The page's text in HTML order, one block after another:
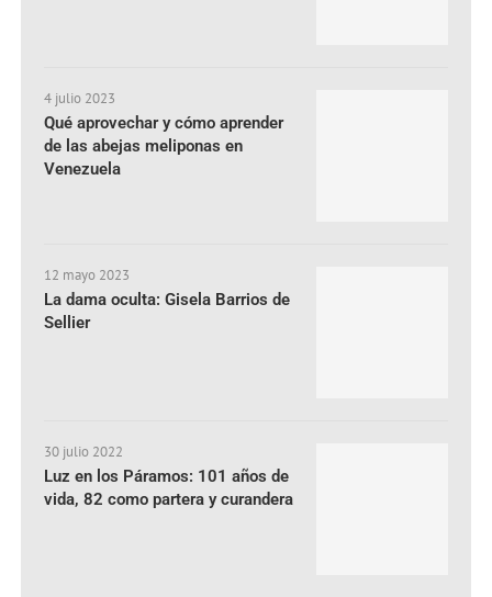
4 julio 2023
Qué aprovechar y cómo aprender
de las abejas meliponas en
Venezuela
12 mayo 2023
La dama oculta: Gisela Barrios de
Sellier
30 julio 2022
Luz en los Páramos: 101 años de
vida, 82 como partera y curandera